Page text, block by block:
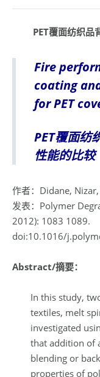
PET覆面纺织品
Fire
coating
for PET
PET覆面纺
性能的比较
作者：Didane,
发表：Polymer
2012): 1083 1089.
doi:10.1016/
Abstract/摘要：
In this study,
textiles, melt
investigated
that addition of
blending or
properties of